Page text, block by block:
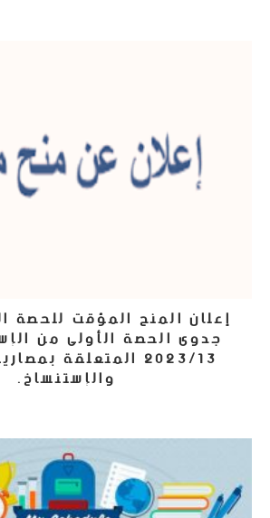
إعلان المنح المؤقت للحصة
جدوى الحصة الأولى من
2023/13 المتعلقة
والإستنساخ.